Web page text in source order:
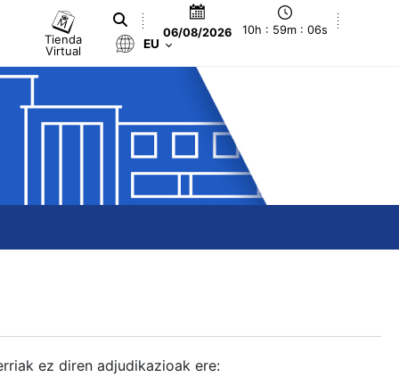
Tienda
Virtual
06/08/2026 10h : 59m : 07s
EU
ez diren adjudikazioak ere: